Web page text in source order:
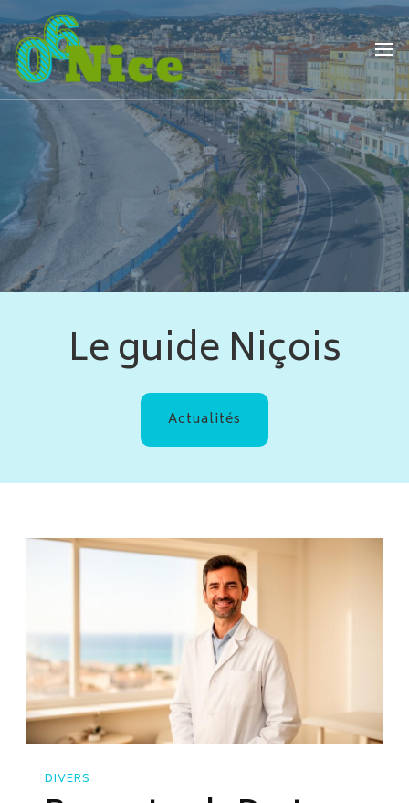
06nice
Le guide Niçois
Le guide Niçois
Actualités
DIVERS